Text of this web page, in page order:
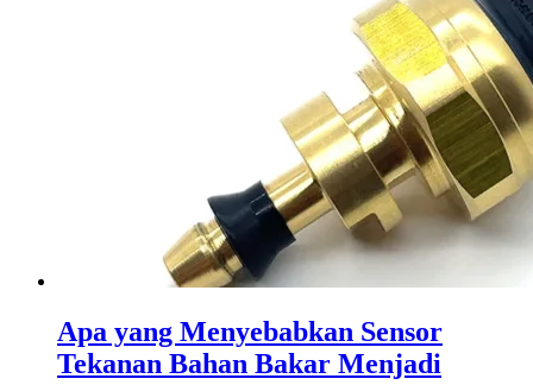
Apa yang Menyebabkan Sensor
Tekanan Bahan Bakar Menjadi